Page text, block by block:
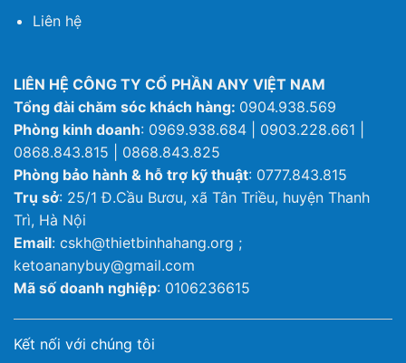
Liên hệ
LIÊN HỆ CÔNG TY CỔ PHẦN ANY VIỆT NAM
Tổng đài chăm sóc khách hàng: 0904.938.569
Phòng kinh doanh: 0969.938.684 | 0903.228.661 |
0868.843.815 | 0868.843.825
Phòng bảo hành & hỗ trợ kỹ thuật: 0777.843.815
Trụ sở: 25/1 Đ.Cầu Bươu, xã Tân Triều, huyện Thanh
Trì, Hà Nội
Email: cskh@thietbinhahang.org ;
ketoananybuy@gmail.com
Mã số doanh nghiệp: 0106236615
Kết nối với chúng tôi